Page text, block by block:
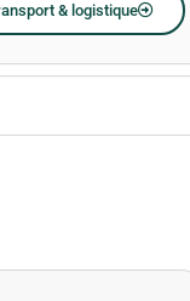
& logistique